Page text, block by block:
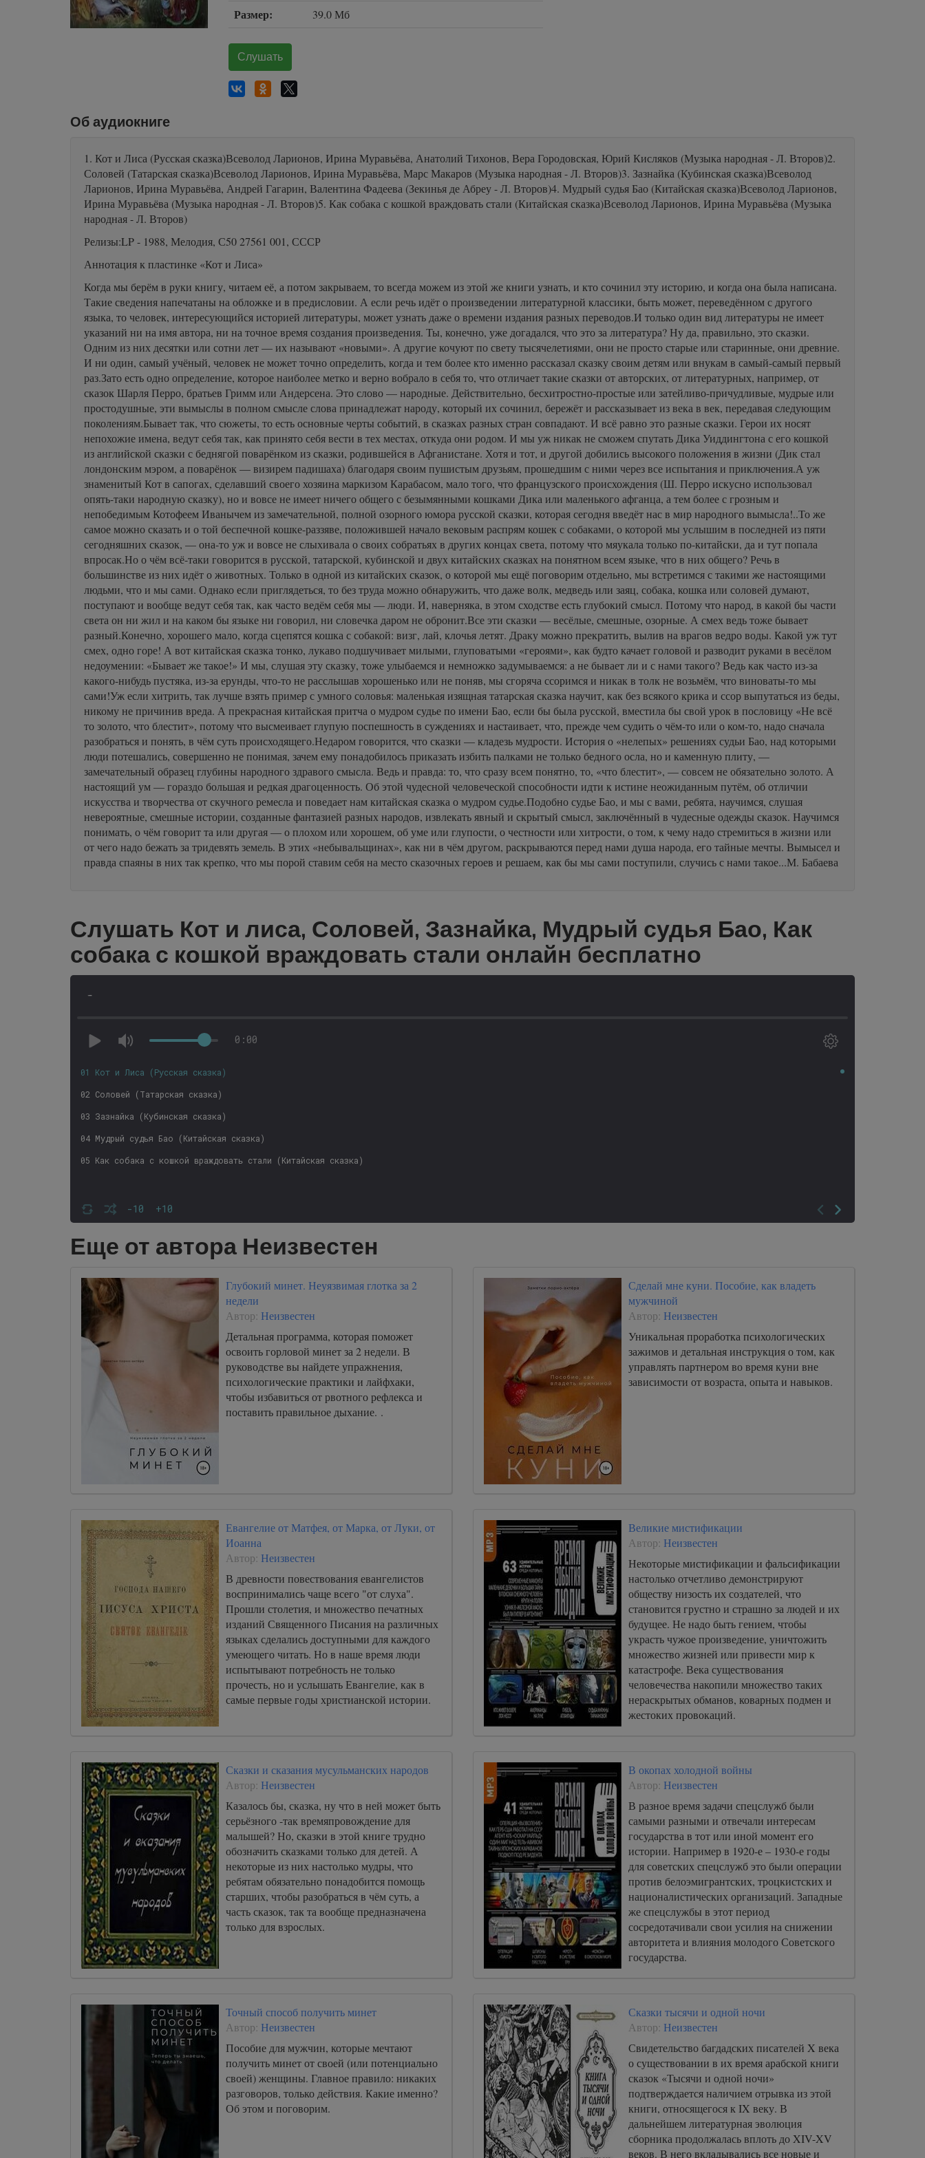
Размер: 39.0 Мб
Слушать
Об аудиокниге
1. Кот и Лиса (Русская сказка)Всеволод Ларионов, Ирина Муравьёва, Анатолий Тихонов, Вера Городовская, Юрий Кисляков (Музыка народная - Л. Второв)2.
Соловей (Татарская сказка)Всеволод Ларионов, Ирина Муравьёва, Марс Макаров (Музыка народная - Л. Второв)3. Зазнайка (Кубинская сказка)Всеволод
Ларионов, Ирина Муравьёва, Андрей Гагарин, Валентина Фадеева (Зекинья де Абреу - Л. Второв)4. Мудрый судья Бао (Китайская сказка)Всеволод Ларионов,
Ирина Муравьёва (Музыка народная - Л. Второв)5. Как собака с кошкой враждовать стали (Китайская сказка)Всеволод Ларионов, Ирина Муравьёва (Музыка
народная - Л. Второв)
Релизы:LP - 1988, Мелодия, С50 27561 001, СССР
Аннотация к пластинке «Кот и Лиса»
Когда мы берём в руки книгу, читаем её, а потом закрываем, то всегда можем из этой же книги узнать, и кто сочинил эту историю, и когда она была написана.
Такие сведения напечатаны на обложке и в предисловии. А если речь идёт о произведении литературной классики, быть может, переведённом с другого
языка, то человек, интересующийся историей литературы, может узнать даже о времени издания разных переводов.И только один вид литературы не имеет
указаний ни на имя автора, ни на точное время создания произведения. Ты, конечно, уже догадался, что это за литература? Ну да, правильно, это сказки.
Одним из них десятки или сотни лет — их называют «новыми». А другие кочуют по свету тысячелетиями, они не просто старые или старинные, они древние.
И ни один, самый учёный, человек не может точно определить, когда и тем более кто именно рассказал сказку своим детям или внукам в самый-самый первый
раз.Зато есть одно определение, которое наиболее метко и верно вобрало в себя то, что отличает такие сказки от авторских, от литературных, например, от
сказок Шарля Перро, братьев Гримм или Андерсена. Это слово — народные. Действительно, бесхитростно-простые или затейливо-причудливые, мудрые или
простодушные, эти вымыслы в полном смысле слова принадлежат народу, который их сочинил, бережёт и рассказывает из века в век, передавая следующим
поколениям.Бывает так, что сюжеты, то есть основные черты событий, в сказках разных стран совпадают. И всё равно это разные сказки. Герои их носят
непохожие имена, ведут себя так, как принято себя вести в тех местах, откуда они родом. И мы уж никак не сможем спутать Дика Уиддингтона с его кошкой
из английской сказки с беднягой поварёнком из сказки, родившейся в Афганистане. Хотя и тот, и другой добились высокого положения в жизни (Дик стал
лондонским мэром, а поварёнок — визирем падишаха) благодаря своим пушистым друзьям, прошедшим с ними через все испытания и приключения.А уж
знаменитый Кот в сапогах, сделавший своего хозяина маркизом Карабасом, мало того, что французского происхождения (Ш. Перро искусно использовал
опять-таки народную сказку), но и вовсе не имеет ничего общего с безымянными кошками Дика или маленького афганца, а тем более с грозным и
непобедимым Котофеем Иванычем из замечательной, полной озорного юмора русской сказки, которая сегодня введёт нас в мир народного вымысла!..То же
самое можно сказать и о той беспечной кошке-раззяве, положившей начало вековым распрям кошек с собаками, о которой мы услышим в последней из пяти
сегодняшних сказок, — она-то уж и вовсе не слыхивала о своих собратьях в других концах света, потому что мяукала только по-китайски, да и тут попала
впросак.Но о чём всё-таки говорится в русской, татарской, кубинской и двух китайских сказках на понятном всем языке, что в них общего? Речь в
большинстве из них идёт о животных. Только в одной из китайских сказок, о которой мы ещё поговорим отдельно, мы встретимся с такими же настоящими
людьми, что и мы сами. Однако если приглядеться, то без труда можно обнаружить, что даже волк, медведь или заяц, собака, кошка или соловей думают,
поступают и вообще ведут себя так, как часто ведём себя мы — люди. И, наверняка, в этом сходстве есть глубокий смысл. Потому что народ, в какой бы части
света он ни жил и на каком бы языке ни говорил, ни словечка даром не обронит.Все эти сказки — весёлые, смешные, озорные. А смех ведь тоже бывает
разный.Конечно, хорошего мало, когда сцепятся кошка с собакой: визг, лай, клочья летят. Драку можно прекратить, вылив на врагов ведро воды. Какой уж тут
смех, одно горе! А вот китайская сказка тонко, лукаво подшучивает милыми, глуповатыми «героями», как будто качает головой и разводит руками в весёлом
недоумении: «Бывает же такое!» И мы, слушая эту сказку, тоже улыбаемся и немножко задумываемся: а не бывает ли и с нами такого? Ведь как часто из-за
какого-нибудь пустяка, из-за ерунды, что-то не расслышав хорошенько или не поняв, мы сгоряча ссоримся и никак в толк не возьмём, что виноваты-то мы
сами!Уж если хитрить, так лучше взять пример с умного соловья: маленькая изящная татарская сказка научит, как без всякого крика и ссор выпутаться из беды,
никому не причинив вреда. А прекрасная китайская притча о мудром судье по имени Бао, если бы была русской, вместила бы свой урок в пословицу «Не всё
то золото, что блестит», потому что высмеивает глупую поспешность в суждениях и настаивает, что, прежде чем судить о чём-то или о ком-то, надо сначала
разобраться и понять, в чём суть происходящего.Недаром говорится, что сказки — кладезь мудрости. История о «нелепых» решениях судьи Бао, над которыми
люди потешались, совершенно не понимая, зачем ему понадобилось приказать избить палками не только бедного осла, но и каменную плиту, —
замечательный образец глубины народного здравого смысла. Ведь и правда: то, что сразу всем понятно, то, «что блестит», — совсем не обязательно золото. А
настоящий ум — гораздо большая и редкая драгоценность. Об этой чудесной человеческой способности идти к истине неожиданным путём, об отличии
искусства и творчества от скучного ремесла и поведает нам китайская сказка о мудром судье.Подобно судье Бао, и мы с вами, ребята, научимся, слушая
невероятные, смешные истории, созданные фантазией разных народов, извлекать явный и скрытый смысл, заключённый в чудесные одежды сказок. Научимся
понимать, о чём говорит та или другая — о плохом или хорошем, об уме или глупости, о честности или хитрости, о том, к чему надо стремиться в жизни или
от чего надо бежать за тридевять земель. В этих «небывальщинах», как ни в чём другом, раскрываются перед нами душа народа, его тайные мечты. Вымысел и
правда спаяны в них так крепко, что мы порой ставим себя на место сказочных героев и решаем, как бы мы сами поступили, случись с нами такое...М. Бабаева
Слушать Кот и лиса, Соловей, Зазнайка, Мудрый судья Бао, Как
собака с кошкой враждовать стали онлайн бесплатно
-
0:00
-10 +10
01 Кот и Лиса (Русская сказка)
02 Соловей (Татарская сказка)
03 Зазнайка (Кубинская сказка)
04 Мудрый судья Бао (Китайская сказка)
05 Как собака с кошкой враждовать стали (Китайская сказка)
Еще от автора Неизвестен
Глубокий минет. Неуязвимая глотка за 2
недели
Автор: Неизвестен
Детальная программа, которая поможет
освоить горловой минет за 2 недели. В
руководстве вы найдете упражнения,
психологические практики и лайфхаки,
чтобы избавиться от рвотного рефлекса и
поставить правильное дыхание. .
Сделай мне куни. Пособие, как владеть
мужчиной
Автор: Неизвестен
Уникальная проработка психологических
зажимов и детальная инструкция о том, как
управлять партнером во время куни вне
зависимости от возраста, опыта и навыков.
Евангелие от Матфея, от Марка, от Луки, от
Иоанна
Автор: Неизвестен
В древности повествования евангелистов
воспринимались чаще всего "от слуха".
Прошли столетия, и множество печатных
изданий Священного Писания на различных
языках сделались доступными для каждого
умеющего читать. Но в наше время люди
испытывают потребность не только
прочесть, но и услышать Евангелие, как в
самые первые годы христианской истории.
Великие мистификации
Автор: Неизвестен
Некоторые мистификации и фальсификации
настолько отчетливо демонстрируют
обществу низость их создателей, что
становится грустно и страшно за людей и их
будущее. Не надо быть гением, чтобы
украсть чужое произведение, уничтожить
множество жизней или привести мир к
катастрофе. Века существования
человечества накопили множество таких
нераскрытых обманов, коварных подмен и
жестоких провокаций.
Сказки и сказания мусульманских народов
Автор: Неизвестен
Казалось бы, сказка, ну что в ней может быть
серьёзного -так времяпровождение для
малышей? Но, сказки в этой книге трудно
обозначить сказками только для детей. А
некоторые из них настолько мудры, что
ребятам обязательно понадобится помощь
старших, чтобы разобраться в чём суть, а
часть сказок, так та вообще предназначена
только для взрослых.
В окопах холодной войны
Автор: Неизвестен
В разное время задачи спецслужб были
самыми разными и отвечали интересам
государства в тот или иной момент его
истории. Например в 1920-е – 1930-е годы
для советских спецслужб это были операции
против белоэмигрантских, троцкистских и
националистических организаций. Западные
же спецслужбы в этот период
сосредотачивали свои усилия на снижении
авторитета и влияния молодого Советского
государства.
Точный способ получить минет
Автор: Неизвестен
Пособие для мужчин, которые мечтают
получить минет от своей (или потенциально
своей) женщины. Главное правило: никаких
разговоров, только действия. Какие именно?
Об этом и поговорим.
Сказки тысячи и одной ночи
Автор: Неизвестен
Свидетельство багдадских писателей X века
о существовании в их время арабской книги
сказок «Тысячи и одной ночи»
подтверждается наличием отрывка из этой
книги, относящегося к IX веку. В
дальнейшем литературная эволюция
сборника продолжалась вплоть до XIV-XV
веков. В него вкладывались все новые и